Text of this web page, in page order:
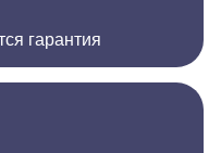
гарантия